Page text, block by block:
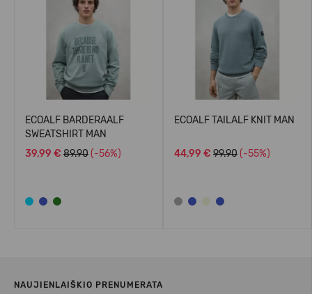
ECOALF BARDERAALF
SWEATSHIRT MAN
39,99 € 89.90 (-56%)
ECOALF TAILALF KNIT MAN
44,99 € 99.90 (-55%)
NAUJIENLAIŠKIO PRENUMERATA